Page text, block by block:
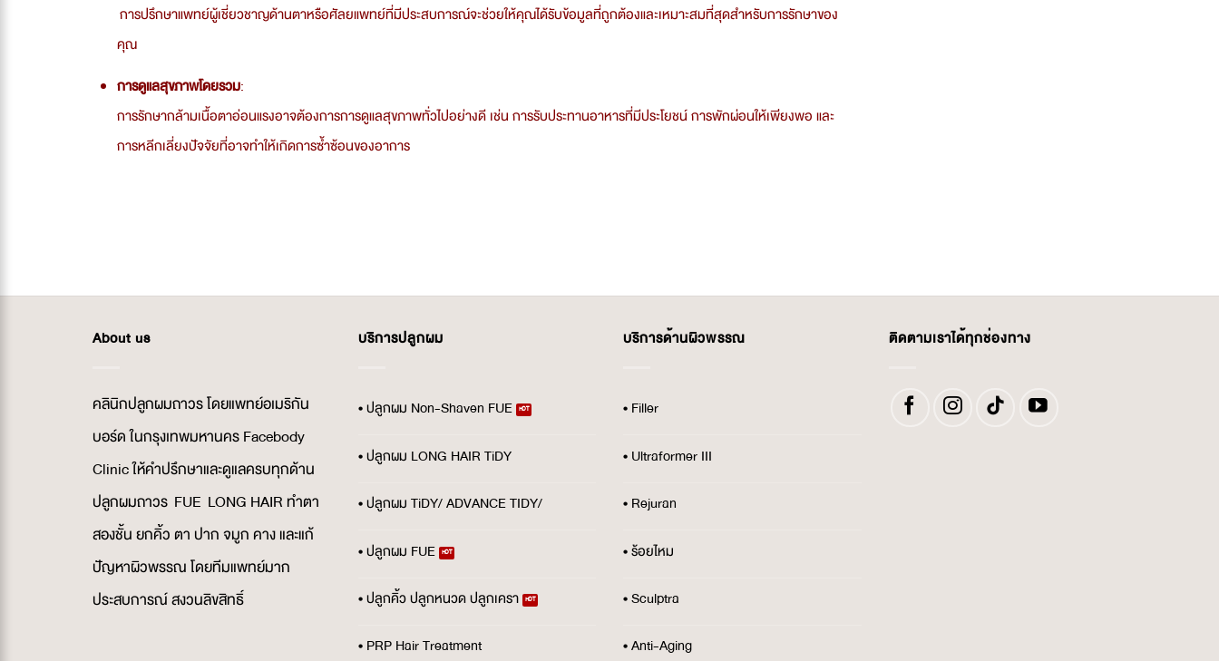
การปรึกษาแพทย์ผู้เชี่ยวชาญด้านตาหรือศัลยแพทย์ที่มีประสบการณ์จะช่วยให้คุณได้รับข้อมูลที่ถูกต้องและเหมาะสมที่สุดสำหรับการรักษาของ
คุณ
การดูแลสุขภาพโดยรวม:
การรักษากล้ามเนื้อตาอ่อนแรงอาจต้องการการดูแลสุขภาพทั่วไปอย่างดี เช่น การรับประทานอาหารที่มีประโยชน์ การพักผ่อนให้เพียงพอ และ
การหลีกเลี่ยงปัจจัยที่อาจทำให้เกิดการซ้ำซ้อนของอาการ
About us
คลินิกปลูกผมถาวร โดยแพทย์อเมริกัน
บอร์ด ในกรุงเทพมหานคร Facebody
Clinic ให้คำปรึกษาและดูแลครบทุกด้าน
ปลูกผมถาวร FUE LONG HAIR ทำตา
สองชั้น ยกคิ้ว ตา ปาก จมูก คาง และแก้
ปัญหาผิวพรรณ โดยทีมแพทย์มาก
ประสบการณ์ สงวนลิขสิทธิ์
บริการปลูกผม
• ปลูกผม Non-Shaven FUE
• ปลูกผม LONG HAIR TiDY
• ปลูกผม TiDY/ ADVANCE TIDY/
• ปลูกผม FUE
• ปลูกคิ้ว ปลูกหนวด ปลูกเครา
• PRP Hair Treatment
บริการด้านผิวพรรณ
• Filler
• Ultraformer III
• Rejuran
• ร้อยไหม
• Sculptra
• Anti-Aging
ติดตามเราได้ทุกช่องทาง